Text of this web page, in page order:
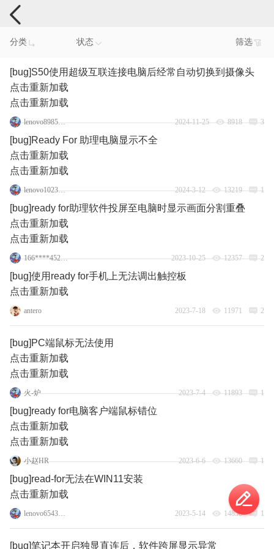
手机反馈
分类 状态 筛选
[bug]S50使用超级互联连接电脑后经常自动切换到摄像头
点击重新加载
点击重新加载
lenovo89850115 2024-11-25 8918 3
[bug]Ready For 助理电脑显示不全
点击重新加载
点击重新加载
lenovo102354090 2024-3-12 13219 1
[bug]ready for助理软件投屏至电脑时显示画面分割重叠
点击重新加载
点击重新加载
166****4523_3 2023-10-25 12357 2
[bug]使用ready for手机上无法调出触控板
点击重新加载
antero 2023-7-18 11971 2
[bug]PC端鼠标无法使用
点击重新加载
点击重新加载
火-炉 2023-7-4 11893 1
[bug]ready for电脑客户端鼠标错位
点击重新加载
点击重新加载
小赵HR 2023-6-6 13660 1
[bug]read-for无法在WIN11安装
点击重新加载
lenovo65434918 2023-5-14 14856 1
[bug]笔记本开启独显直连后，软件跨屏显示异常